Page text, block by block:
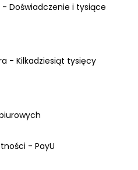
Doświadczenie i tysiące
- Kilkadziesiąt tysięcy
- PayU